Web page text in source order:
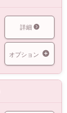
詳細
オプション